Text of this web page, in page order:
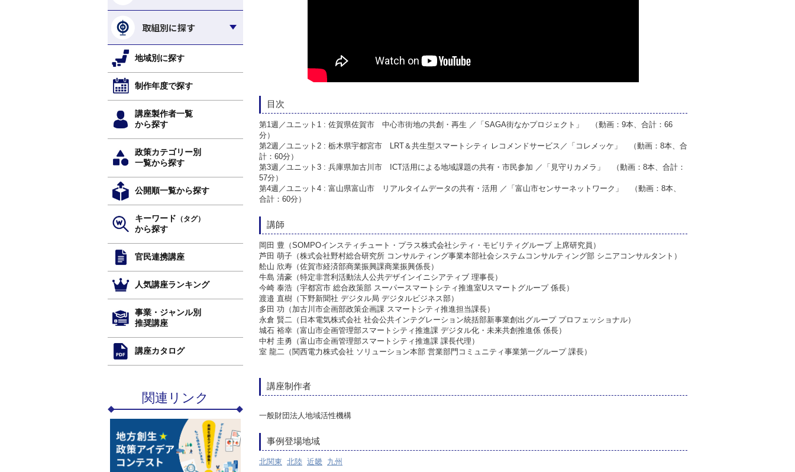
取組別に探す
地域別に探す
制作年度で探す
講座製作者一覧
から探す
政策カテゴリー別
一覧から探す
公開順一覧から探す
キーワード （タグ）
から探す
官民連携講座
人気講座ランキング
事業・ジャンル別
推奨講座
講座カタログ
関連リンク
目次
第1週／ユニット1 : 佐賀県佐賀市 中心市街地の共創・再生 ／「SAGA街なかプロジェクト」 （動画：9本、合計：66
分）
第2週／ユニット2 : 栃木県宇都宮市 LRT＆共生型スマートシティ レコメンドサービス／「コレメッケ」 （動画：8本、合
計：60分）
第3週／ユニット3 : 兵庫県加古川市 ICT活用による地域課題の共有・市民参加 ／「見守りカメラ」 （動画：8本、合計：
57分）
第4週／ユニット4 : 富山県富山市 リアルタイムデータの共有・活用 ／「富山市センサーネットワーク」 （動画：8本、
合計：60分）
講師
岡田 豊（SOMPOインスティチュート・プラス株式会社シティ・モビリティグループ 上席研究員）
芦田 萌子（株式会社野村総合研究所 コンサルティング事業本部社会システムコンサルティング部 シニアコンサルタント）
舩山 欣寿（佐賀市経済部商業振興課商業振興係長）
牛島 清豪（特定非営利活動法人公共デザインイニシアティブ 理事長）
今崎 泰浩（宇都宮市 総合政策部 スーパースマートシティ推進室Uスマートグループ 係長）
渡邉 直樹（下野新聞社 デジタル局 デジタルビジネス部）
多田 功（加古川市企画部政策企画課 スマートシティ推進担当課長）
永倉 賢二（日本電気株式会社 社会公共インテグレーション統括部新事業創出グループ プロフェッショナル）
城石 裕幸（富山市企画管理部スマートシティ推進課 デジタル化・未来共創推進係 係長）
中村 圭勇（富山市企画管理部スマートシティ推進課 課長代理）
室 龍二（関西電力株式会社 ソリューション本部 営業部門コミュニティ事業第一グループ 課長）
講座制作者
一般財団法人地域活性機構
事例登場地域
北関東 北陸 近畿 九州